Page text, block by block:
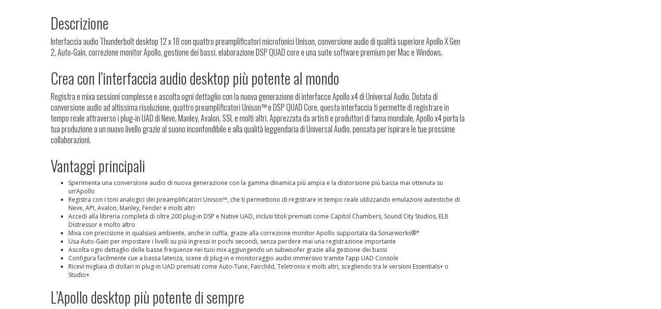
Descrizione
Interfaccia audio Thunderbolt desktop 12 x 18 con quattro preamplificatori microfonici Unison, conversione audio di qualità superiore Apollo X Gen
2, Auto-Gain, correzione monitor Apollo, gestione dei bassi, elaborazione DSP QUAD core e una suite software premium per Mac e Windows.
Crea con l’interfaccia audio desktop più potente al mondo
Registra e mixa sessioni complesse e ascolta ogni dettaglio con la nuova generazione di interfacce Apollo x4 di Universal Audio. Dotata di
conversione audio ad altissima risoluzione, quattro preamplificatori Unison™ e DSP QUAD Core, questa interfaccia ti permette di registrare in
tempo reale attraverso i plug-in UAD di Neve, Manley, Avalon, SSL e molti altri. Apprezzata da artisti e produttori di fama mondiale, Apollo x4 porta la
tua produzione a un nuovo livello grazie al suono inconfondibile e alla qualità leggendaria di Universal Audio, pensata per ispirare le tue prossime
collaborazioni.
Vantaggi principali
Sperimenta una conversione audio di nuova generazione con la gamma dinamica più ampia e la distorsione più bassa mai ottenuta su
un’Apollo
Registra con i toni analogici dei preamplificatori Unison™, che ti permettono di registrare in tempo reale utilizzando emulazioni autentiche di
Neve, API, Avalon, Manley, Fender e molti altri
Accedi alla libreria completa di oltre 200 plug-in DSP e Native UAD, inclusi titoli premiati come Capitol Chambers, Sound City Studios, EL8
Distressor e molto altro
Mixa con precisione in qualsiasi ambiente, anche in cuffia, grazie alla correzione monitor Apollo supportata da Sonarworks®*
Usa Auto-Gain per impostare i livelli su più ingressi in pochi secondi, senza perdere mai una registrazione importante
Ascolta ogni dettaglio delle basse frequenze nei tuoi mix aggiungendo un subwoofer grazie alla gestione dei bassi
Configura facilmente cue a bassa latenza, scene di plug-in e monitoraggio audio immersivo tramite l’app UAD Console
Ricevi migliaia di dollari in plug-in UAD premiati come Auto-Tune, Fairchild, Teletronix e molti altri, scegliendo tra le versioni Essentials+ o
Studio+
L’Apollo desktop più potente di sempre